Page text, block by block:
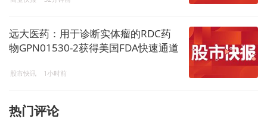
远大医药：用于诊断实体瘤的RDC药
物GPN01530-2获得美国FDA快速通道
股市快讯 1小时前
热门评论